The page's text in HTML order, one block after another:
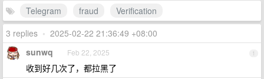
Telegram fraud
Verification
3 replies • 2025-02-22 21:36:49 +08:00
1
sunwq Feb 22, 2025
收到好几次了，都拉黑了